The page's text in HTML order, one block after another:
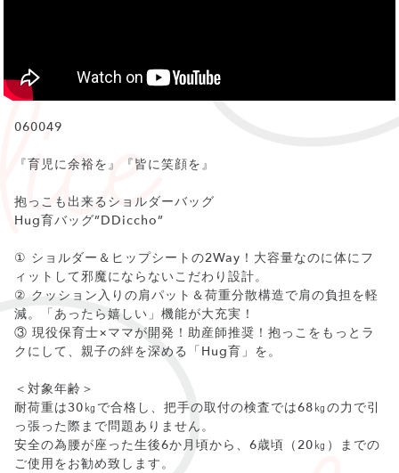
060049
『育児に余裕を』『皆に笑顔を』
抱っこも出来るショルダーバッグ
Hug育バッグ”DDiccho”
① ショルダー＆ヒップシートの2Way！大容量なのに体にフ
ィットして邪魔にならないこだわり設計。
② クッション入りの肩パット＆荷重分散構造で肩の負担を軽
減。「あったら嬉しい」機能が大充実！
③ 現役保育士×ママが開発！助産師推奨！抱っこをもっとラ
クにして、親子の絆を深める「Hug育」を。
＜対象年齢＞
耐荷重は30㎏で合格し、把手の取付の検査では68㎏の力で引
っ張った際まで問題ありません。
安全の為腰が座った生後6か月頃から、6歳頃（20㎏）までの
ご使用をお勧め致します。